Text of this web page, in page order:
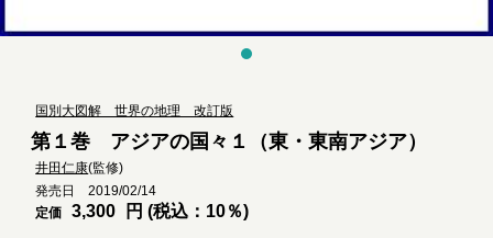
国別大図解 世界の地理 改訂版
第１巻 アジアの国々１（東・東南アジア）
井田仁康(監修)
発売日 2019/02/14
定価
3,300 円 (税込：10％)